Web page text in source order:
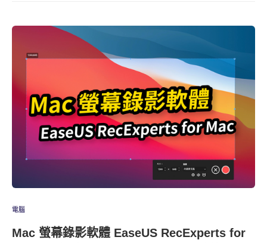
電腦
Mac 螢幕錄影軟體 EaseUS RecExperts for